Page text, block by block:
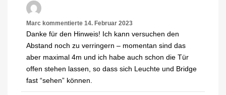
Marc kommentierte 14. Februar 2023
Danke für den Hinweis! Ich kann versuchen den
Abstand noch zu verringern – momentan sind das
aber maximal 4m und ich habe auch schon die Tür
offen stehen lassen, so dass sich Leuchte und Bridge
fast “sehen” können.